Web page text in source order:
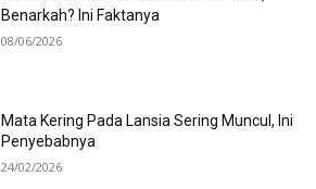
Benarkah? Ini Faktanya
08/06/2026
Mata Kering Pada Lansia Sering Muncul, Ini
Penyebabnya
24/02/2026